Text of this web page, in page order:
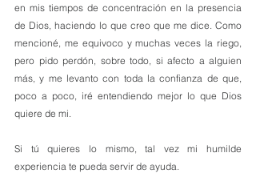
en mis tiempos de concentración en la presencia
de Dios, haciendo lo que creo que me dice. Como
mencioné, me equivoco y muchas veces la riego,
pero pido perdón, sobre todo, si afecto a alguien
más, y me levanto con toda la confianza de que,
poco a poco, iré entendiendo mejor lo que Dios
quiere de mi.
Si tú quieres lo mismo, tal vez mi humilde
experiencia te pueda servir de ayuda.